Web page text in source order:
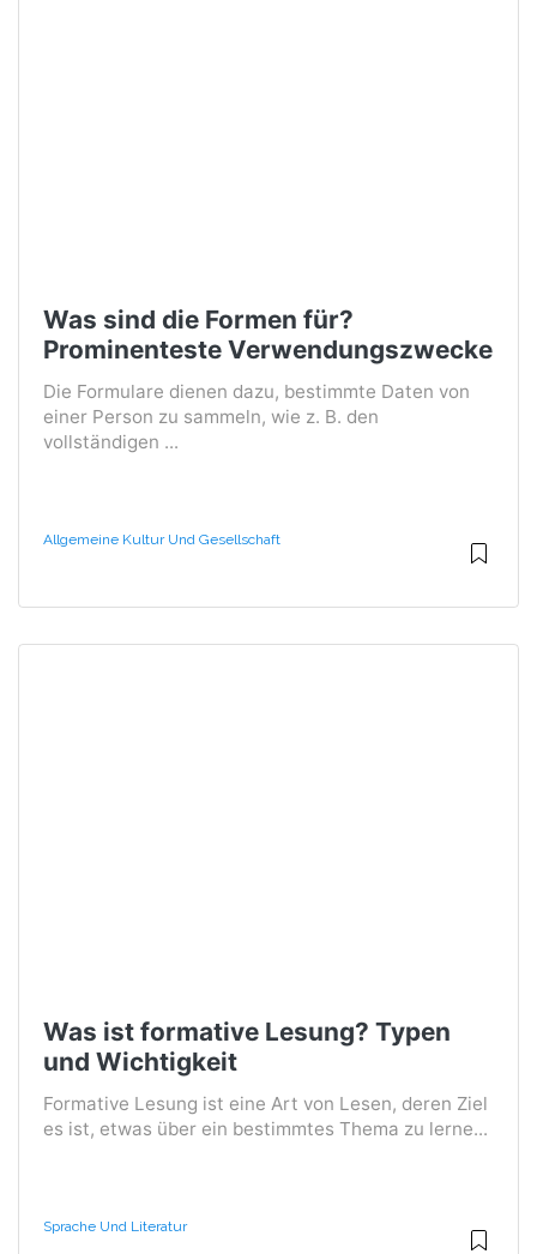
Was sind die Formen für?
Prominenteste Verwendungszwecke
Die Formulare dienen dazu, bestimmte Daten von
einer Person zu sammeln, wie z. B. den
vollständigen ...
Allgemeine Kultur Und Gesellschaft
Was ist formative Lesung? Typen
und Wichtigkeit
Formative Lesung ist eine Art von Lesen, deren Ziel
es ist, etwas über ein bestimmtes Thema zu lerne...
Sprache Und Literatur